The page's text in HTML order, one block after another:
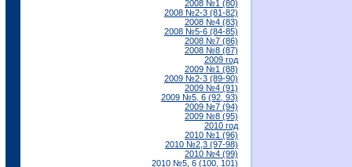
2008 №1 (80)
2008 №2-3 (81-82)
2008 №4 (83)
2008 №5-6 (84-85)
2008 №7 (86)
2008 №8 (87)
2009 год
2009 №1 (88)
2009 №2-3 (89-90)
2009 №4 (91)
2009 №5, 6 (92, 93)
2009 №7 (94)
2009 №8 (95)
2010 год
2010 №1 (96)
2010 №2,3 (97-98)
2010 №4 (99)
2010 №5, 6 (100, 101)